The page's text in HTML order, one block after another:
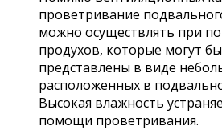
проветривание
можно осуществлять при
продухов, которые могут
представлены в виде
расположенных в
Высокая влажность
помощи проветривания.